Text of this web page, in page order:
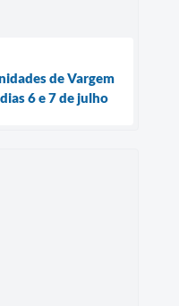
de Vargem
6 e 7 de julho